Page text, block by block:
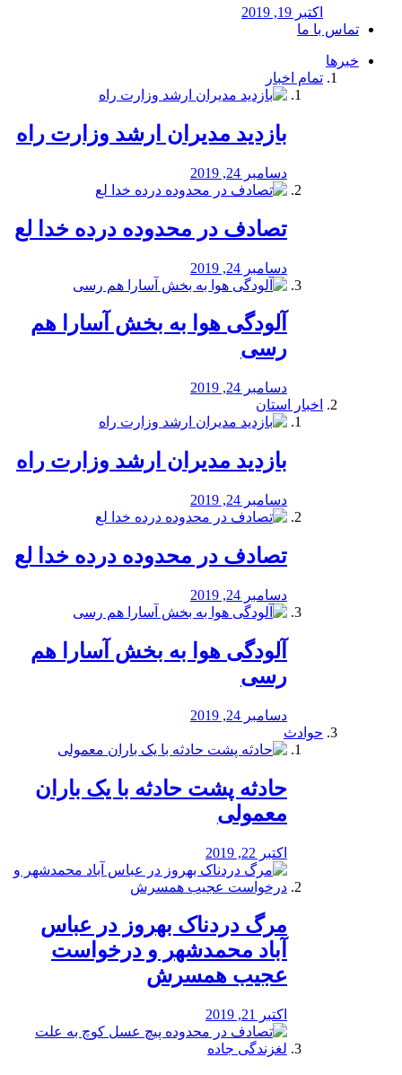
اکتبر 19, 2019
تماس با ما
خبرها
تمام اخبار
بازدید مدیران ارشد وزارت راه
دسامبر 24, 2019
تصادف در محدوده درده خدا لع
دسامبر 24, 2019
آلودگی هوا به بخش آسارا هم
رسی
دسامبر 24, 2019
اخبار استان
بازدید مدیران ارشد وزارت راه
دسامبر 24, 2019
تصادف در محدوده درده خدا لع
دسامبر 24, 2019
آلودگی هوا به بخش آسارا هم
رسی
دسامبر 24, 2019
حوادث
️حادثه پشت حادثه با یک باران
معمولی
اکتبر 22, 2019
مرگ دردناک بهروز در عباس
آباد محمدشهر و درخواست
عجیب همسرش
اکتبر 21, 2019